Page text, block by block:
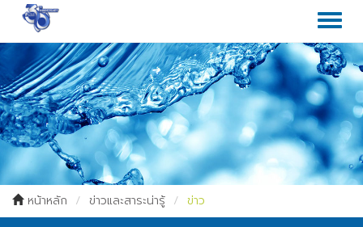
หน้าหลัก ข่าวและสาระน่ารู้ ข่าว